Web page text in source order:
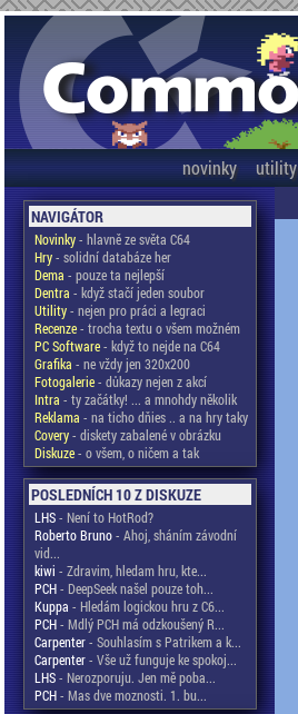
novinky utility
NAVIGÁTOR
Novinky- hlavně ze světa C64
Hry- solidní databáze her
Dema - pouze ta nejlepší
Dentra - když stačí jeden soubor
Utility- nejen pro práci a legraci
Recenze- trocha textu o všem možném
PC Software- když to nejde na C64
Grafika - ne vždy jen 320x200
Fotogalerie- důkazy nejen z akcí
Intra - ty začátky! ... a mnohdy několik
Reklama - na ticho dňies .. a na hry taky
Covery- diskety zabalené v obrázku
Diskuze- o všem, o ničem a tak
POSLEDNÍCH 10 Z DISKUZE
LHS- Není to HotRod?
Roberto Bruno- Ahoj, sháním závodní
vid...
kiwi - Zdravim, hledam hru, kte...
PCH- DeepSeek našel pouze toh...
Kuppa - Hledám logickou hru z C6...
PCH- Mdlý PCH má odzkoušený R...
Carpenter- Souhlasím s Patrikem a k...
Carpenter- Vše už funguje ke spokoj...
LHS- Nerozporuju. Jen mě poba...
PCH- Mas dve moznosti. 1. bu...